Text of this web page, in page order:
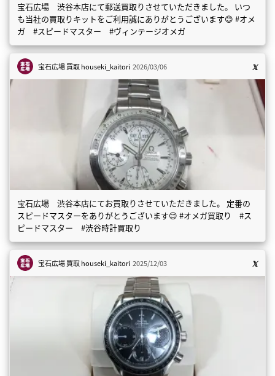
宝石広場 渋谷本店にて郵送買取りさせていただきました。 いつ
も当社の買取りキットをご利用誠にありがとうございます😊 #オメ
ガ #スピードマスター #ヴィンテージオメガ
宝石広場 買取houseki_kaitori 2026/03/06
宝石広場 渋谷本店にてお買取りさせていただきました。 定番の
スピードマスターをありがとうございます😊 #オメガ買取り #ス
ピードマスター #渋谷時計買取り
宝石広場 買取houseki_kaitori 2025/12/03